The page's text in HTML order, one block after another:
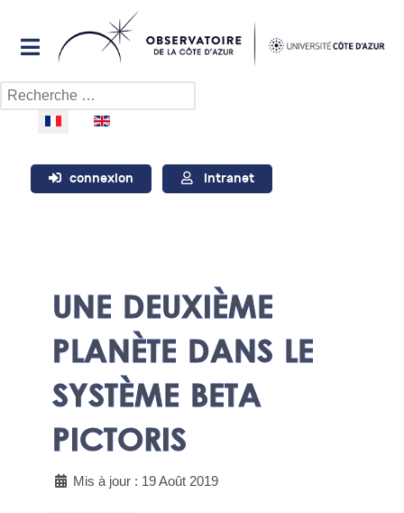
Rechercher
Sélectionnez votre langue
connexion Intranet
UNE DEUXIÈME
PLANÈTE DANS LE
SYSTÈME BETA
PICTORIS
Mis à jour : 19 Août 2019